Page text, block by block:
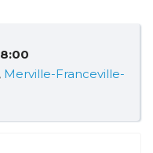
, Merville-Franceville-